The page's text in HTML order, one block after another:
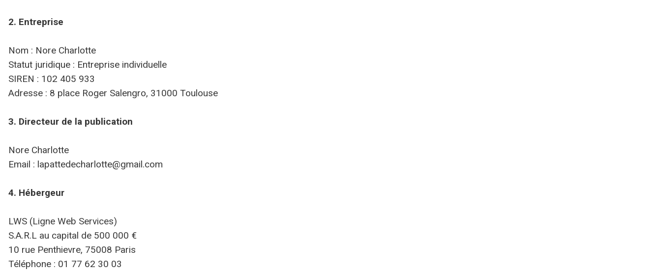
2. Entreprise
Nom : Nore Charlotte
Statut juridique : Entreprise individuelle
SIREN : 102 405 933
Adresse : 8 place Roger Salengro, 31000 Toulouse
3. Directeur de la publication
Nore Charlotte
Email : lapattedecharlotte@gmail.com
4. Hébergeur
LWS (Ligne Web Services)
S.A.R.L au capital de 500 000 €
10 rue Penthievre, 75008 Paris
Téléphone : 01 77 62 30 03